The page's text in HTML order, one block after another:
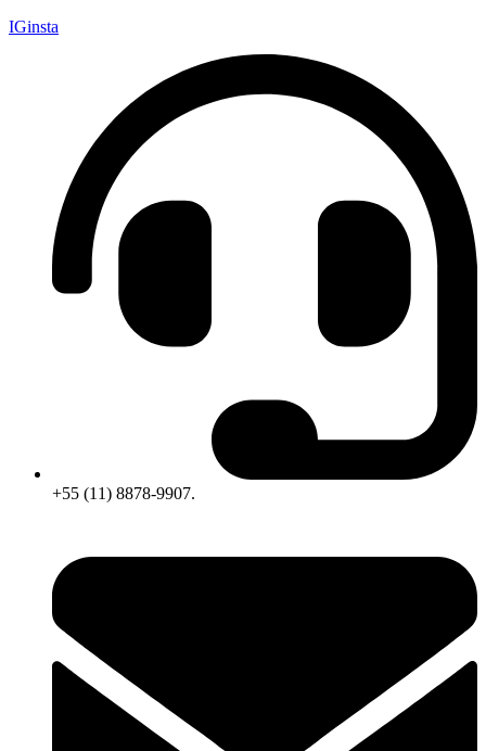
IGinsta
+55 (11) 8878-9907.